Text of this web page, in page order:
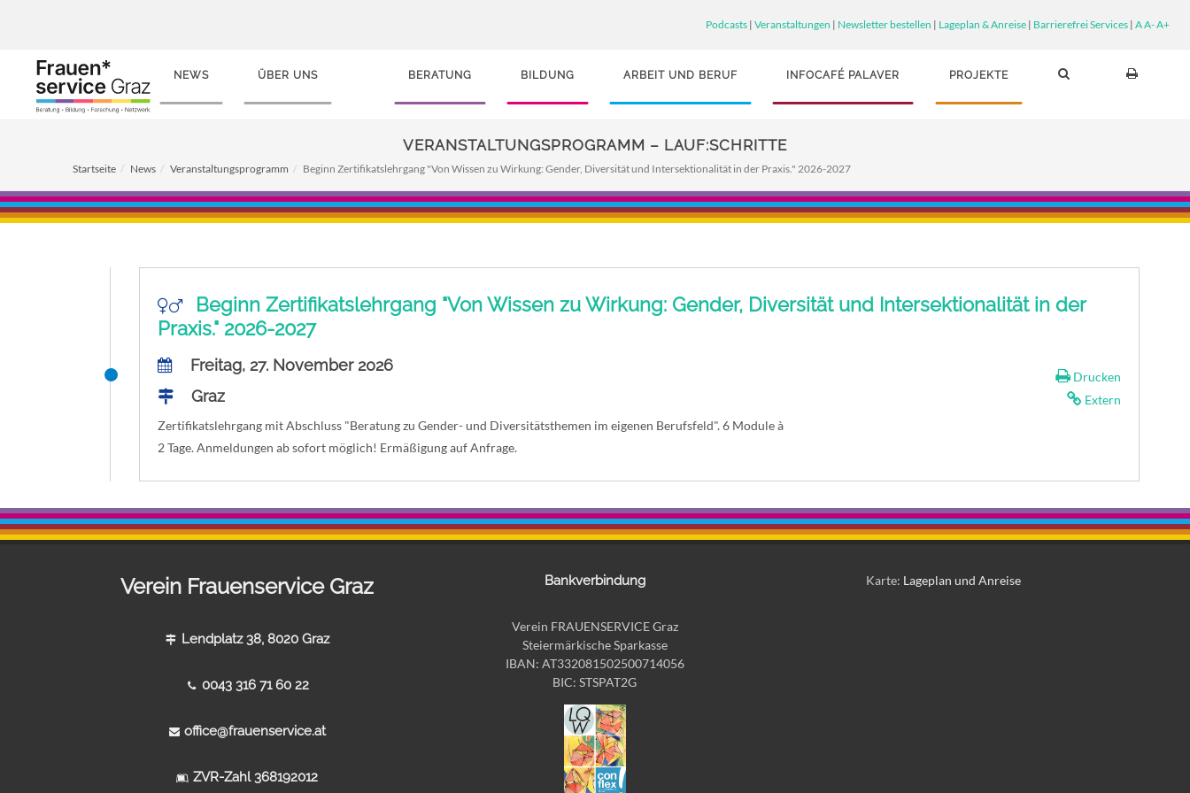
Podcasts| Veranstaltungen | Newsletter bestellen | Lageplan & Anreise| Barrierefrei Services| AA-A+
NEWS ÜBER UNS BERATUNG BILDUNG ARBEIT UND BERUF INFOCAFÉ PALAVER PROJEKTE
VERANSTALTUNGSPROGRAMM – LAUF:SCHRITTE
Startseite News Veranstaltungsprogramm Beginn Zertifikatslehrgang "Von Wissen zu Wirkung: Gender, Diversität und Intersektionalität in der Praxis." 2026-2027
Beginn Zertifikatslehrgang "Von Wissen zu Wirkung: Gender, Diversität und Intersektionalität in der
Praxis." 2026-2027
Freitag, 27. November 2026
Graz
Zertifikatslehrgang mit Abschluss "Beratung zu Gender- und Diversitätsthemen im eigenen Berufsfeld". 6 Module à
2 Tage. Anmeldungen ab sofort möglich! Ermäßigung auf Anfrage.
Drucken
Extern
Verein Frauenservice Graz
Lendplatz 38, 8020 Graz
0043 316 71 60 22
office@frauenservice.at
ZVR-Zahl 368192012
Bankverbindung
Verein FRAUENSERVICE Graz
Steiermärkische Sparkasse
IBAN: AT332081502500714056
BIC: STSPAT2G
Karte: Lageplan und Anreise